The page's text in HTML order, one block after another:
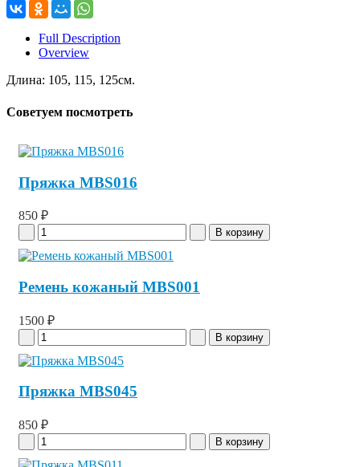
Full Description
Overview
Длина: 105, 115, 125см.
Советуем посмотреть
Пряжка MBS016
850 ₽
Ремень кожаный MBS001
1500 ₽
Пряжка MBS045
850 ₽